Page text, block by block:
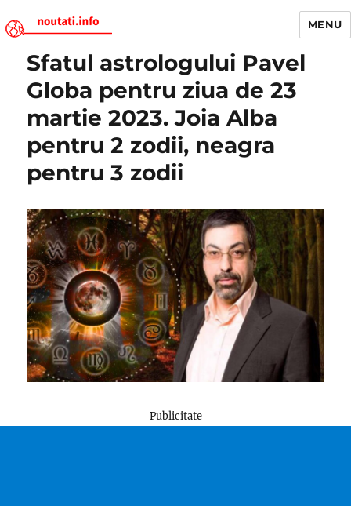
Noutati.Info
MENU
Sfatul astrologului Pavel
Globa pentru ziua de 23
martie 2023. Joia Alba
pentru 2 zodii, neagra
pentru 3 zodii
Publicitate